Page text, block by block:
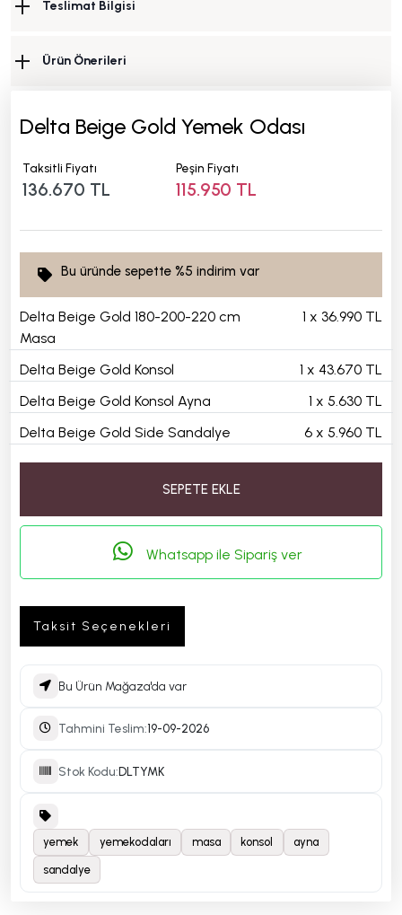
Teslimat Bilgisi
Ürün Önerileri
Delta Beige Gold Yemek Odası
Taksitli Fiyatı
136.670 TL
Peşin Fiyatı
115.950 TL
Bu üründe sepette %5 indirim var
Delta Beige Gold 180-200-220 cm
Masa
1 x 36.990 TL
Delta Beige Gold Konsol 1 x 43.670 TL
Delta Beige Gold Konsol Ayna
1 x 5.630 TL
Delta Beige Gold Side Sandalye
6x 5.960 TL
SEPETE EKLE
Whatsapp ile Sipariş ver
Taksit Seçenekleri
Bu Ürün Mağaza'da var
Tahmini Teslim:19-09-2026
Stok Kodu:DLTYMK
yemek yemekodaları masa konsol ayna
sandalye